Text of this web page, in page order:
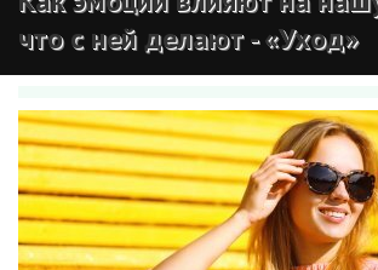
что с ней делают - «Уход»